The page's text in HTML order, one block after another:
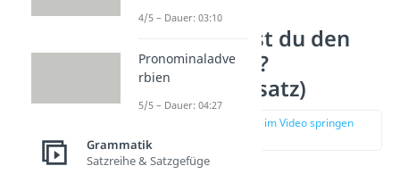
Wie erkennst du den
Ausrufesatz?
(Exklamativsatz)
zur Stelle im Video springen
4/5 – Dauer: 03:10
Pronominaladve
rbien
5/5 – Dauer: 04:27
Grammatik
Satzreihe & Satzgefüge